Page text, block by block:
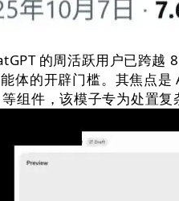
的周活跃用户已跨越
体的开辟门槛。其焦点
组件，该模子专为处置复